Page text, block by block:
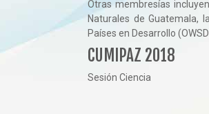
Otras membresías
Naturales de Guatemala,
Países en Desarrollo
CUMIPAZ 2018
Sesión Ciencia